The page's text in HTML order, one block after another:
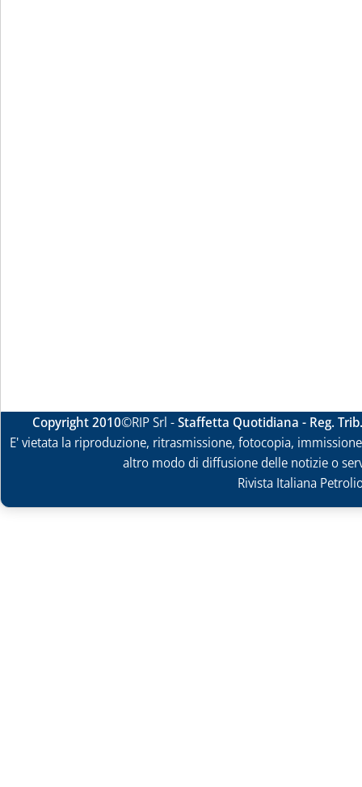
Copyright 2010©RIP Srl -Staffetta Quotidiana - Reg.
E' vietata la riproduzione, ritrasmissione, fotocopia,
altro modo di diffusione delle notizie o
Rivista Italiana